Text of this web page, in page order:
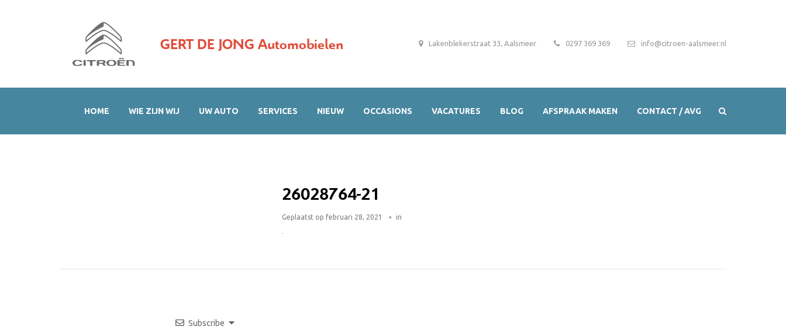
GERT DE JONG Automobielen Lakenblekerstraat 33, Aalsmeer 0297 369 369 info@citroen-aalsmeer.nl
HOME WIE ZIJN WIJ UW AUTO SERVICES NIEUW OCCASIONS VACATURES BLOG AFSPRAAK MAKEN CONTACT / AVG
26028764-21
Geplaatst op februari 28, 2021 in
Subscribe